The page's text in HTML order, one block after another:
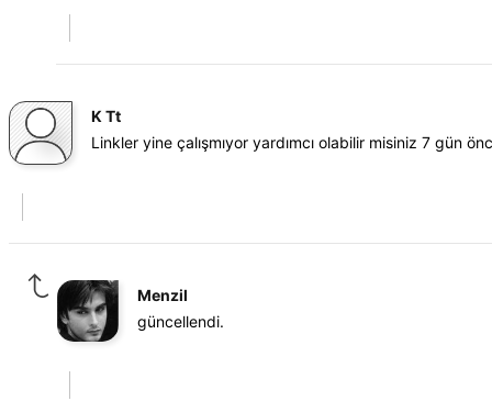
K Tt
Linkler yine çalışmıyor yardımcı olabilir misiniz 7 gün
Menzil
güncellendi.